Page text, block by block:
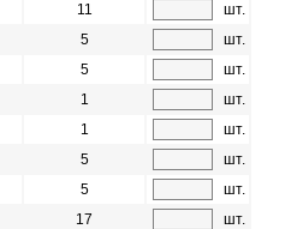
11
шт.
5
шт.
5
шт.
1
шт.
1
шт.
5
шт.
5
шт.
17
шт.